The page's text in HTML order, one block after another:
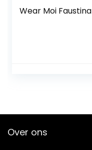
Wear Moi Faustina
Over ons